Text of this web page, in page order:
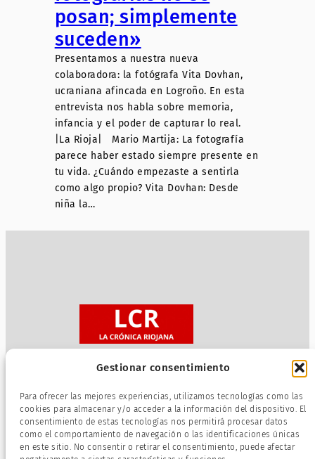
Gestionar consentimiento
Para ofrecer las mejores experiencias, utilizamos tecnologías como las
cookies para almacenar y/o acceder a la información del dispositivo. El
consentimiento de estas tecnologías nos permitirá procesar datos
como el comportamiento de navegación o las identificaciones únicas
en este sitio. No consentir o retirar el consentimiento, puede afectar
posan; simplemente
suceden»
Presentamos a nuestra nueva
colaboradora: la fotógrafa Vita Dovhan,
ucraniana afincada en Logroño. En esta
entrevista nos habla sobre memoria,
infancia y el poder de capturar lo real.
|La Rioja| Mario Martija: La fotografía
parece haber estado siempre presente en
tu vida. ¿Cuándo empezaste a sentirla
como algo propio? Vita Dovhan: Desde
niña la…
Política de privacidad
Términos de servicio
Política de cookies